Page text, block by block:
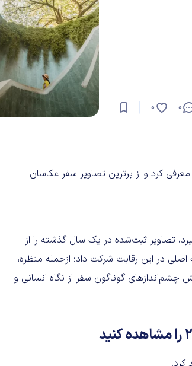
0
0
سال ۲۰۲۵ خود را معرفی کرد و از برترین تصاویر سفر عکاسان
تصاویر ثبت‌شده در یک سال گذشته را از
و آماتور ساکن بریتانیا و ایرلند پذیرفت و آنها را در ۶ دسته‌ اصلی در این رقابت شرکت داد؛ ازجمله منظره،
گوناگون سفر از نگاه انسانی و